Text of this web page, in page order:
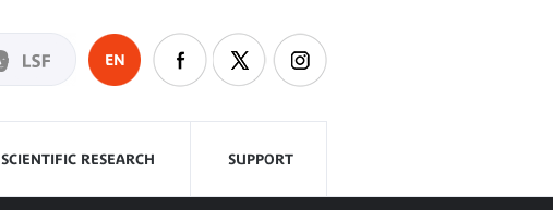
EN
SCIENTIFIC RESEARCH SUPPORT